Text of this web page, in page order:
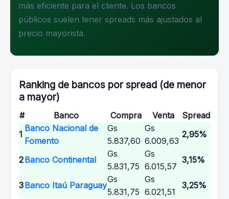
más eficiente para el cliente. Los bancos
públicos suelen tener spreads más ajustados al
precio mayorista.
Ranking de bancos por spread (de menor
a mayor)
# Banco Compra Venta
Spread
1
Banco Nacional de
Fomento
Gs
5.837,60
Gs
6.009,63
2,95%
2 Banco Continental
Gs
5.831,75
Gs
6.015,57
3,15%
3 Banco Itaú Paraguay
Gs
5.831,75
Gs
6.021,51
3,25%